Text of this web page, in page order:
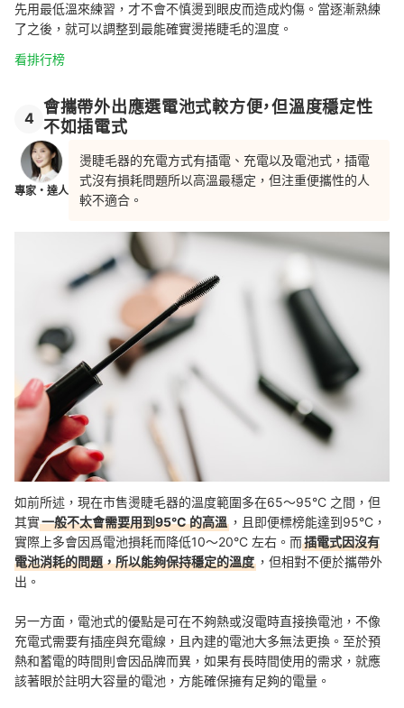
先用最低溫來練習，才不會不慎燙到眼皮而造成灼傷。當逐漸熟練
了之後，就可以調整到最能確實燙捲睫毛的溫度。
看排行榜
4
會攜帶外出應選電池式較方便，但溫度穩定性
不如插電式
專家・達人
燙睫毛器的充電方式有插電、充電以及電池式，插電
式沒有損耗問題所以高溫最穩定，但注重便攜性的人
較不適合。
如前所述，現在市售燙睫毛器的溫度範圍多在65～95°C 之間，但
其實一般不太會需要用到95°C 的高溫 ，且即便標榜能達到95°C，
實際上多會因爲電池損耗而降低10～20°C 左右。而插電式因沒有
電池消耗的問題，所以能夠保持穩定的溫度 ，但相對不便於攜帶外
出。
另一方面，電池式的優點是可在不夠熱或沒電時直接換電池，不像
充電式需要有插座與充電線，且內建的電池大多無法更換。至於預
熱和蓄電的時間則會因品牌而異，如果有長時間使用的需求，就應
該著眼於註明大容量的電池，方能確保擁有足夠的電量。